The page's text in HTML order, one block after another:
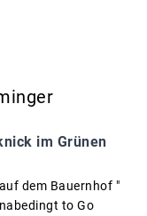
im Grünen
dem Bauernhof "
to Go